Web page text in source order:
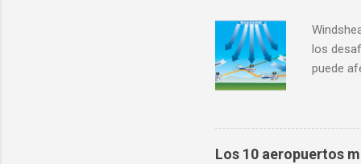
los
puede
cómo
Los 10 aeropuertos